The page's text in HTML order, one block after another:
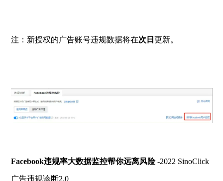
注：新授权的广告账号违规数据将在次日 更新。
Facebook违规率大数据监控帮你远离风险-2022 SinoClick
广告违规诊断2.0